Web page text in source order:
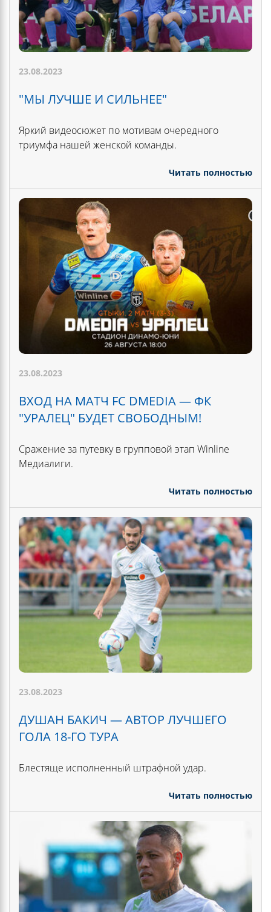
23.08.2023
"МЫ ЛУЧШЕ И СИЛЬНЕЕ"
Яркий видеосюжет по мотивам очередного
триумфа нашей женской команды.
Читать полностью
23.08.2023
ВХОД НА МАТЧ FC DMEDIA — ФК
"УРАЛЕЦ" БУДЕТ СВОБОДНЫМ!
Сражение за путевку в групповой этап Winline
Медиалиги.
Читать полностью
23.08.2023
ДУШАН БАКИЧ — АВТОР ЛУЧШЕГО
ГОЛА 18-ГО ТУРА
Блестяще исполненный штрафной удар.
Читать полностью